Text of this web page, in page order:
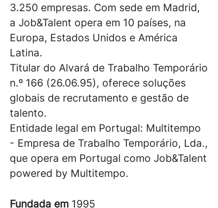
3.250 empresas. Com sede em Madrid,
a Job&Talent opera em 10 países, na
Europa, Estados Unidos e América
Latina.
Titular do Alvará de Trabalho Temporário
n.º 166 (26.06.95), oferece soluções
globais de recrutamento e gestão de
talento.
Entidade legal em Portugal: Multitempo
- Empresa de Trabalho Temporário, Lda.,
que opera em Portugal como Job&Talent
powered by Multitempo.
Fundada em 1995